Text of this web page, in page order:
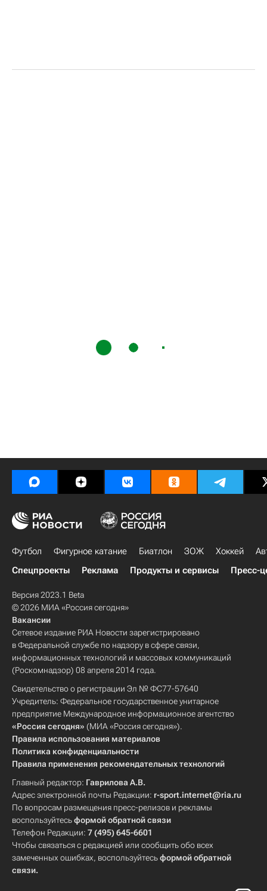
Футбол Фигурное катание Биатлон ЗОЖ Хоккей
Спецпроекты
Реклама Продукты и сервисы Пресс-
Версия 2023.1 Beta
© 2026 МИА «Россия сегодня»
Вакансии
Сетевое издание РИА Новости зарегистрировано
в Федеральной службе по надзору в сфере связи,
информационных технологий и массовых коммуникаций
(Роскомнадзор) 08 апреля 2014 года.
Свидетельство о регистрации Эл № ФС77-57640
Учредитель: Федеральное государственное унитарное
предприятие Международное информационное агентство
«Россия сегодня» (МИА «Россия сегодня»).
Правила использования материалов
Политика конфиденциальности
Правила применения рекомендательных технологий
Главный редактор: Гаврилова А.В.
Адрес электронной почты Редакции: r-sport.internet@ria.ru
По вопросам размещения пресс-релизов и рекламы
воспользуйтесьформой обратной связи
Телефон Редакции: 7 (495) 645-6601
Чтобы связаться с редакцией или сообщить обо всех
замеченных ошибках, воспользуйтесьформой обратной
связи.